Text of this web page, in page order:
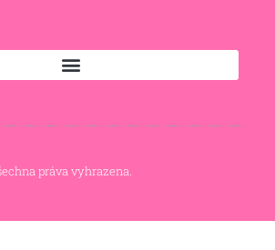
práva vyhrazena.